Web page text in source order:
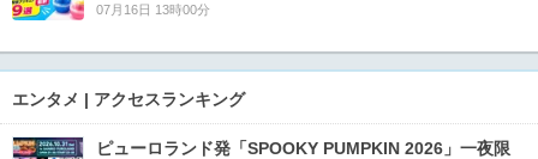
07月16日 13時00分
エンタメ | アクセスランキング
ピューロランド発「SPOOKY PUMPKIN 2026」一夜限